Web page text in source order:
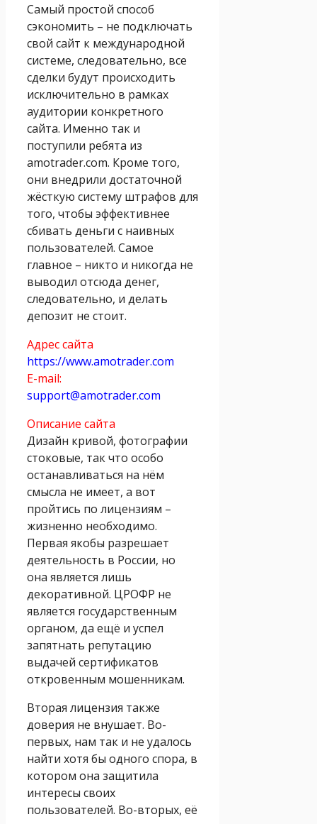
Самый простой способ
сэкономить – не подключать
свой сайт к международной
системе, следовательно, все
сделки будут происходить
исключительно в рамках
аудитории конкретного
сайта. Именно так и
поступили ребята из
amotrader.com. Кроме того,
они внедрили достаточной
жёсткую систему штрафов для
того, чтобы эффективнее
сбивать деньги с наивных
пользователей. Самое
главное – никто и никогда не
выводил отсюда денег,
следовательно, и делать
депозит не стоит.
Адрес сайта
https://www.amotrader.com
E-mail:
support@amotrader.com
Описание сайта
Дизайн кривой, фотографии
стоковые, так что особо
останавливаться на нём
смысла не имеет, а вот
пройтись по лицензиям –
жизненно необходимо.
Первая якобы разрешает
деятельность в России, но
она является лишь
декоративной. ЦРОФР не
является государственным
органом, да ещё и успел
запятнать репутацию
выдачей сертификатов
откровенным мошенникам.
Вторая лицензия также
доверия не внушает. Во-
первых, нам так и не удалось
найти хотя бы одного спора, в
котором она защитила
интересы своих
пользователей. Во-вторых, её